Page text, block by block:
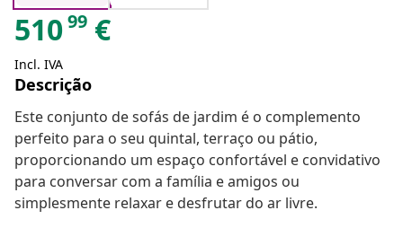
51099 €
Incl. IVA
Descrição
Este conjunto de sofás de jardim é o complemento
perfeito para o seu quintal, terraço ou pátio,
proporcionando um espaço confortável e convidativo
para conversar com a família e amigos ou
simplesmente relaxar e desfrutar do ar livre.